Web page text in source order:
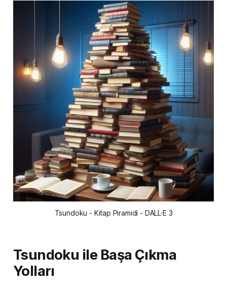
Tsundoku - Kitap Piramidi - DALL·E 3
Tsundoku ile Başa Çıkma
Yolları